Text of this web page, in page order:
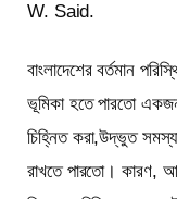
W. Said.
বাংলাদেশের বর্তমান
ভূমিকা হতে পারতো
চিহ্নিত করা,উদ্ভুত
রাখতে পারতো। কারণ,